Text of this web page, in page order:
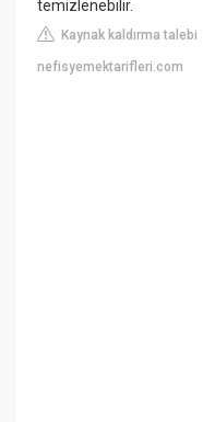
temizlenebilir.
Kaynak kaldırma talebi
nefisyemektarifleri.com